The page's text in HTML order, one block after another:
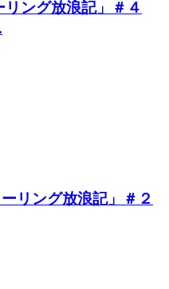
ング放浪記」＃４
リング放浪記」＃２